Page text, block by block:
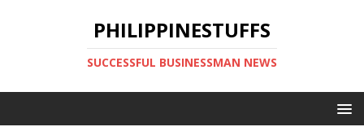
PHILIPPINESTUFFS
SUCCESSFUL BUSINESSMAN NEWS